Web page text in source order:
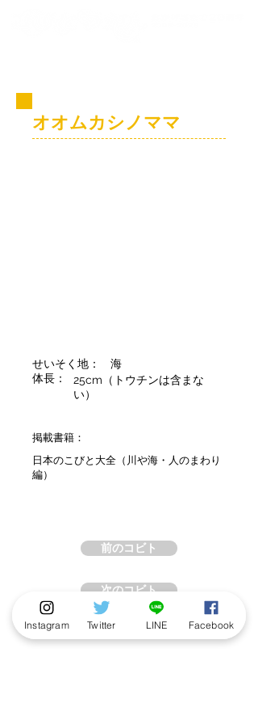
オオムカシノママ
せいそく地：
海
体長：
25cm（トウチンは含まな
い）
掲載書籍：
日本のこびと大全（川や海・人のまわり
編）
前のコビト
次のコビト
Instagram Twitter LINE Facebook